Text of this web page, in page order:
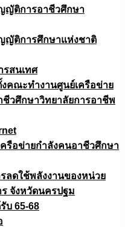
ญัติการอาชีวศึกษา
ญัติการศึกษาแห่งชาติ
รสนเทศ
งคณะทำงานศูนย์เครือข่าย
ชีวศึกษาวิทยาลัยการอาชีพ
รือข่ายกำลังคนอาชีวศึกษา
ลดใช้พลังงานของหน่วย
จังหวัดนครปฐม
บ 65-68